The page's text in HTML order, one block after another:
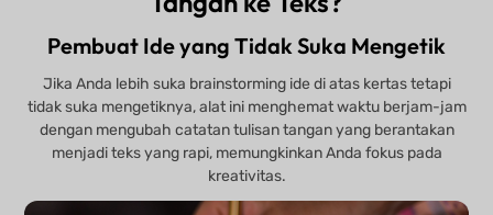
Pembuat Ide yang Tidak Suka Mengetik
Jika Anda lebih suka brainstorming ide di atas kertas tetapi
tidak suka mengetiknya, alat ini menghemat waktu berjam-jam
dengan mengubah catatan tulisan tangan yang berantakan
menjadi teks yang rapi, memungkinkan Anda fokus pada
kreativitas.